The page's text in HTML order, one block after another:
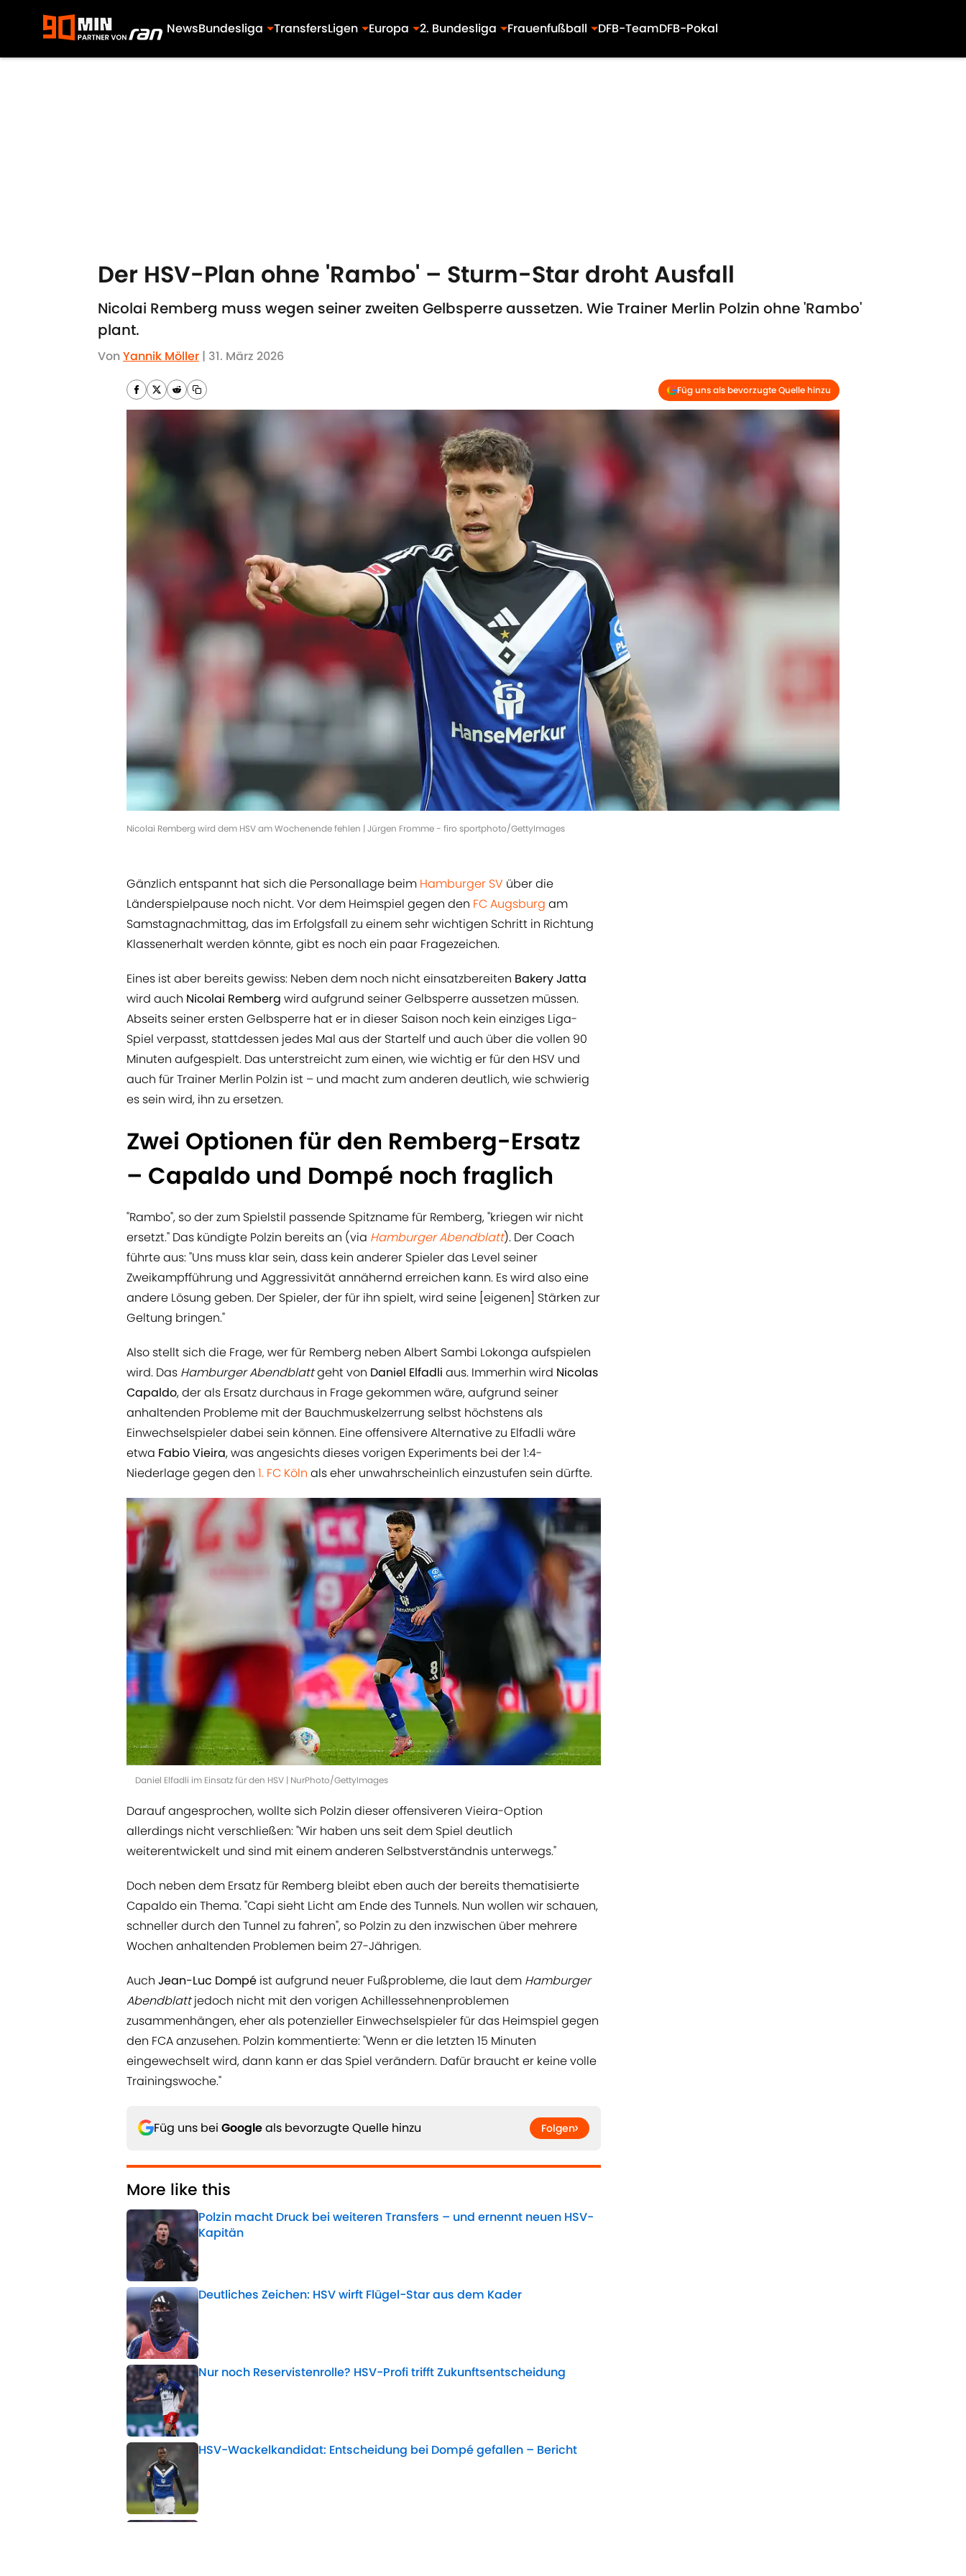
NewsBundesliga TransfersLigen Europa 2. Bundesliga Frauenfußball DFB-TeamDFB-Pokal
Der HSV-Plan ohne 'Rambo' – Sturm-Star droht Ausfall
Nicolai Remberg muss wegen seiner zweiten Gelbsperre aussetzen. Wie Trainer Merlin Polzin ohne 'Rambo'
plant.
VonYannik Möller | 31. März 2026
Füg uns als bevorzugte Quelle hinzu
Nicolai Remberg wird dem HSV am Wochenende fehlen | Jürgen Fromme - firo sportphoto/GettyImages
Gänzlich entspannt hat sich die Personallage beim Hamburger SV über die
Länderspielpause noch nicht. Vor dem Heimspiel gegen den FC Augsburg am
Samstagnachmittag, das im Erfolgsfall zu einem sehr wichtigen Schritt in Richtung
Klassenerhalt werden könnte, gibt es noch ein paar Fragezeichen.
Eines ist aber bereits gewiss: Neben dem noch nicht einsatzbereiten Bakery Jatta
wird auch Nicolai Remberg wird aufgrund seiner Gelbsperre aussetzen müssen.
Abseits seiner ersten Gelbsperre hat er in dieser Saison noch kein einziges Liga-
Spiel verpasst, stattdessen jedes Mal aus der Startelf und auch über die vollen 90
Minuten aufgespielt. Das unterstreicht zum einen, wie wichtig er für den HSV und
auch für Trainer Merlin Polzin ist – und macht zum anderen deutlich, wie schwierig
es sein wird, ihn zu ersetzen.
Zwei Optionen für den Remberg-Ersatz
– Capaldo und Dompé noch fraglich
"Rambo", so der zum Spielstil passende Spitzname für Remberg, "kriegen wir nicht
ersetzt." Das kündigte Polzin bereits an (via Hamburger Abendblatt). Der Coach
führte aus: "Uns muss klar sein, dass kein anderer Spieler das Level seiner
Zweikampfführung und Aggressivität annähernd erreichen kann. Es wird also eine
andere Lösung geben. Der Spieler, der für ihn spielt, wird seine [eigenen] Stärken zur
Geltung bringen."
Also stellt sich die Frage, wer für Remberg neben Albert Sambi Lokonga aufspielen
wird. Das Hamburger Abendblattgeht von Daniel Elfadli aus. Immerhin wird Nicolas
Capaldo, der als Ersatz durchaus in Frage gekommen wäre, aufgrund seiner
anhaltenden Probleme mit der Bauchmuskelzerrung selbst höchstens als
Einwechselspieler dabei sein können. Eine offensivere Alternative zu Elfadli wäre
etwa Fabio Vieira, was angesichts dieses vorigen Experiments bei der 1:4-
Niederlage gegen den 1. FC Köln als eher unwahrscheinlich einzustufen sein dürfte.
Daniel Elfadli im Einsatz für den HSV | NurPhoto/GettyImages
Darauf angesprochen, wollte sich Polzin dieser offensiveren Vieira-Option
allerdings nicht verschließen: "Wir haben uns seit dem Spiel deutlich
weiterentwickelt und sind mit einem anderen Selbstverständnis unterwegs."
Doch neben dem Ersatz für Remberg bleibt eben auch der bereits thematisierte
Capaldo ein Thema. "Capi sieht Licht am Ende des Tunnels. Nun wollen wir schauen,
schneller durch den Tunnel zu fahren", so Polzin zu den inzwischen über mehrere
Wochen anhaltenden Problemen beim 27-Jährigen.
Auch Jean-Luc Dompé ist aufgrund neuer Fußprobleme, die laut dem Hamburger
Abendblattjedoch nicht mit den vorigen Achillessehnenproblemen
zusammenhängen, eher als potenzieller Einwechselspieler für das Heimspiel gegen
den FCA anzusehen. Polzin kommentierte: "Wenn er die letzten 15 Minuten
eingewechselt wird, dann kann er das Spiel verändern. Dafür braucht er keine volle
Trainingswoche."
Füg uns bei Googleals bevorzugte Quelle hinzu Folgen
More like this
Polzin macht Druck bei weiteren Transfers – und ernennt neuen HSV-
Kapitän
Deutliches Zeichen: HSV wirft Flügel-Star aus dem Kader
Nur noch Reservistenrolle? HSV-Profi trifft Zukunftsentscheidung
Published by on Invalid Date
HSV-Wackelkandidat: Entscheidung bei Dompé gefallen – Bericht